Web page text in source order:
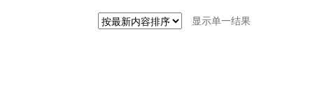
显示单一结果